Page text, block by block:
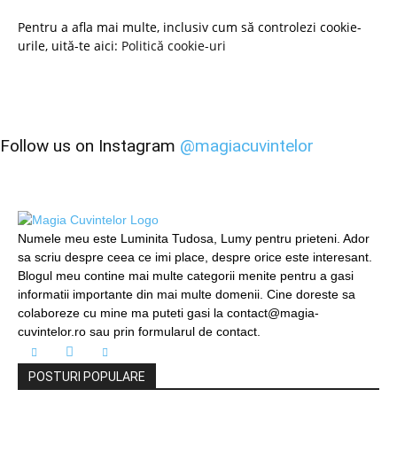
Pentru a afla mai multe, inclusiv cum să controlezi cookie-
urile, uită-te aici: Politică cookie-uri
Follow us on Instagram @magiacuvintelor
Numele meu este Luminita Tudosa, Lumy pentru prieteni. Ador
sa scriu despre ceea ce imi place, despre orice este interesant.
Blogul meu contine mai multe categorii menite pentru a gasi
informatii importante din mai multe domenii. Cine doreste sa
colaboreze cu mine ma puteti gasi la contact@magia-
cuvintelor.ro sau prin formularul de contact.
POSTURI POPULARE